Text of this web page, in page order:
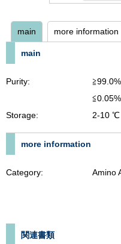
main more information
main
Purity:
≦0.05%
Storage:
2-10 ℃
more information
Category: Amino
関連書類